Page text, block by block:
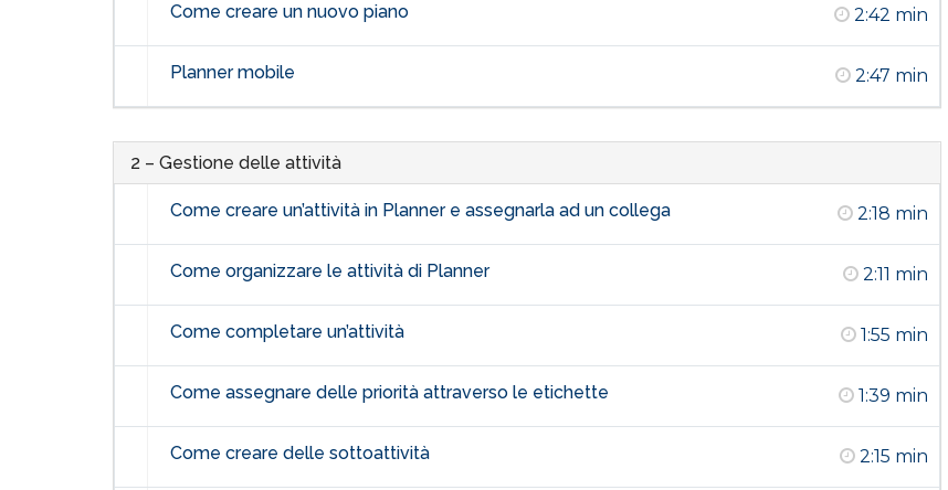
Come creare un nuovo piano 2:42 min
Planner mobile 2:47 min
2 – Gestione delle attività
Come creare un’attività in Planner e assegnarla ad un collega 2:18 min
Come organizzare le attività di Planner 2:11 min
Come completare un’attività 1:55 min
Come assegnare delle priorità attraverso le etichette 1:39 min
Come creare delle sottoattività 2:15 min